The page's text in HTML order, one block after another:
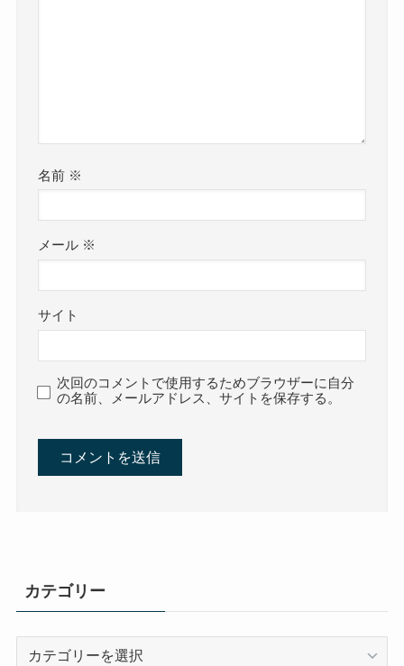
名前 ※
メール ※
サイト
次回のコメントで使用するためブラウザーに自分
の名前、メールアドレス、サイトを保存する。
カテゴリー